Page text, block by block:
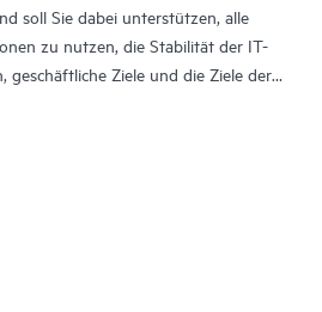
soll Sie dabei unterstützen, alle
zu nutzen, die Stabilität der IT-
Ziele und die Ziele der
sodass diese sich auf wichtige
(ASM) berät Sie personalisiert zu